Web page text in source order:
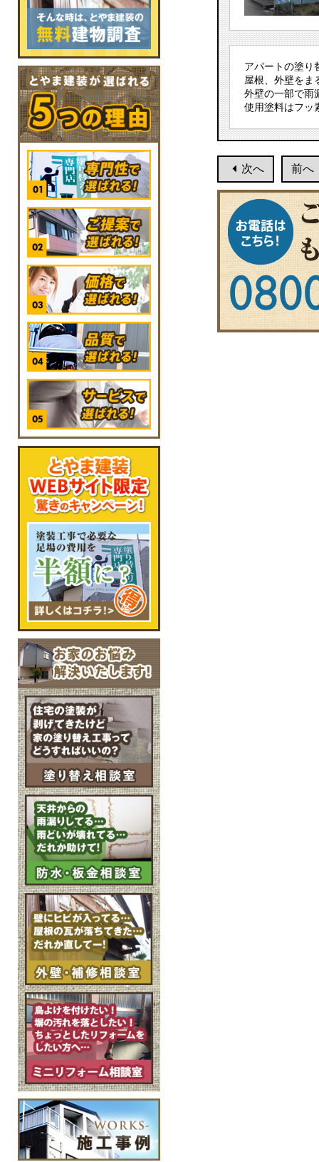
アパートの塗り
屋根、外壁をま
外壁の一部で雨
使用塗料はフッ
次へ 前へ